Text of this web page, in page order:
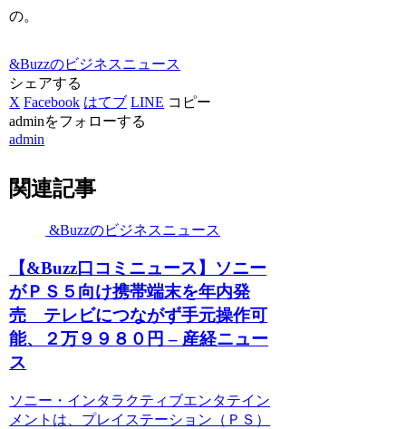
の。
&Buzzのビジネスニュース
シェアする
X Facebook はてブ LINE コピー
adminをフォローする
admin
関連記事
&Buzzのビジネスニュース
【&Buzz口コミニュース】ソニー
がＰＳ５向け携帯端末を年内発
売 テレビにつながず手元操作可
能、２万９９８０円 – 産経ニュー
ス
ソニー・インタラクティブエンタテイン
メントは、プレイステーション（ＰＳ）